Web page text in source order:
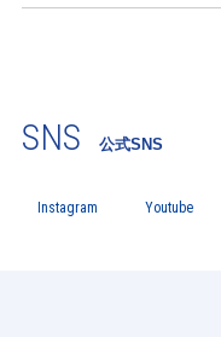
SNS 公式SNS
Instagram Youtube